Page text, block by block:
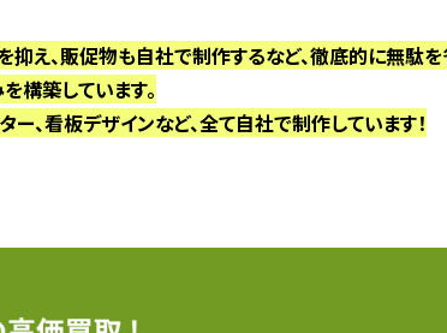
え、販促物も自社で制作するなど、徹底的に無駄
構築しています。
、看板デザインなど、全て自社で制作しています！